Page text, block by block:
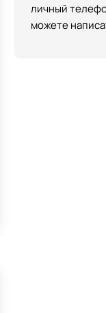
личный
можете